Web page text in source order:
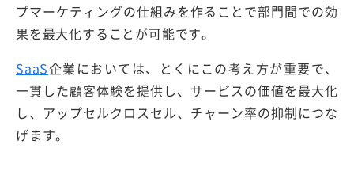
プマーケティングの仕組みを作ることで部門間での効
果を最大化することが可能です。
SaaS企業においては、とくにこの考え方が重要で、
一貫した顧客体験を提供し、サービスの価値を最大化
し、アップセルクロスセル、チャーン率の抑制につな
げます。